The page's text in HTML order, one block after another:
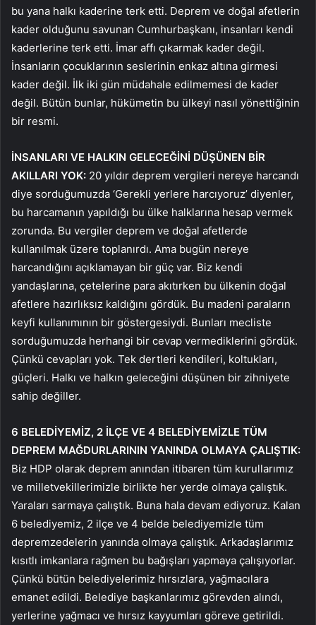
bu yana halkı kaderine terk etti. Deprem ve doğal afetlerin
kader olduğunu savunan Cumhurbaşkanı, insanları kendi
kaderlerine terk etti. İmar affı çıkarmak kader değil.
İnsanların çocuklarının seslerinin enkaz altına girmesi
kader değil. İlk iki gün müdahale edilmemesi de kader
değil. Bütün bunlar, hükümetin bu ülkeyi nasıl yönettiğinin
bir resmi.
İNSANLARI VE HALKIN GELECEĞİNİ DÜŞÜNEN BİR
AKILLARI YOK: 20 yıldır deprem vergileri nereye harcandı
diye sorduğumuzda ‘Gerekli yerlere harcıyoruz’ diyenler,
bu harcamanın yapıldığı bu ülke halklarına hesap vermek
zorunda. Bu vergiler deprem ve doğal afetlerde
kullanılmak üzere toplanırdı. Ama bugün nereye
harcandığını açıklamayan bir güç var. Biz kendi
yandaşlarına, çetelerine para akıtırken bu ülkenin doğal
afetlere hazırlıksız kaldığını gördük. Bu madeni paraların
keyfi kullanımının bir göstergesiydi. Bunları mecliste
sorduğumuzda herhangi bir cevap vermediklerini gördük.
Çünkü cevapları yok. Tek dertleri kendileri, koltukları,
güçleri. Halkı ve halkın geleceğini düşünen bir zihniyete
sahip değiller.
6 BELEDİYEMİZ, 2 İLÇE VE 4 BELEDİYEMİZLE TÜM
DEPREM MAĞDURLARININ YANINDA OLMAYA ÇALIŞTIK:
Biz HDP olarak deprem anından itibaren tüm kurullarımız
ve milletvekillerimizle birlikte her yerde olmaya çalıştık.
Yaraları sarmaya çalıştık. Buna hala devam ediyoruz. Kalan
6 belediyemiz, 2 ilçe ve 4 belde belediyemizle tüm
depremzedelerin yanında olmaya çalıştık. Arkadaşlarımız
kısıtlı imkanlara rağmen bu bağışları yapmaya çalışıyorlar.
Çünkü bütün belediyelerimiz hırsızlara, yağmacılara
emanet edildi. Belediye başkanlarımız görevden alındı,
yerlerine yağmacı ve hırsız kayyumları göreve getirildi.